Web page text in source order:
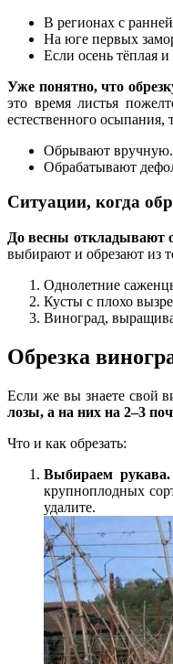
В регионах с
На юге первых
Если осень тёплая
Уже понятно, что
это время листья
естественного осыпания,
Обрывают вручную.
Обрабатывают
Ситуации, когда
До весны откладывают
выбирают и обрезают из
Однолетние
Кусты с плохо
Виноград,
Обрезка
Если же вы знаете свой
лозы, а на них на 2–3
Что и как обрезать:
Выбираем рукава.
крупноплодных
удалите.